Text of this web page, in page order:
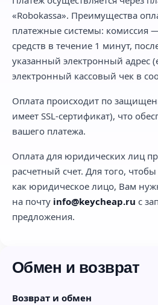
«Robokassa». Преимущества
платежные системы: комиссия
средств в течение 1 минут,
указанный электронный адрес
электронный кассовый чек в
Оплата происходит по
имеет SSL-сертификат), что
вашего платежа.
Оплата для юридических лиц
расчетный счет. Для того,
как юридическое лицо, Вам
на почту info@keycheap.ru с
предложения.
Обмен и возврат
Возврат и обмен